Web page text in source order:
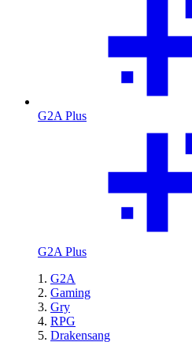
G2A Plus
G2A Plus
G2A
Gaming
Gry
RPG
Drakensang